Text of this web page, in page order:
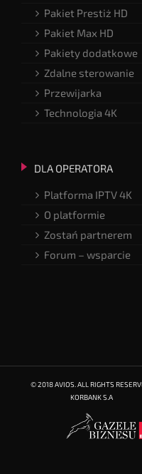
Pakiet Prestiż HD
Pakiet Max HD
Pakiety dodatkowe
Zdalne sterowanie
Przewijarka
Technologia 4K
DLA OPERATORA
Platforma IPTV 4K
O platformie
Zostań partnerem
Forum – wsparcie
© 2018 AVIOS. ALL RIGHTS
KORBANK S.A